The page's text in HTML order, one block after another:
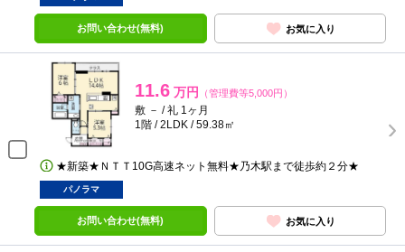
お問い合わせ(無料) お気に入り
11.6 万円 （管理費等5,000円）
敷 － / 礼 1ヶ月
1階 / 2LDK / 59.38㎡
★新築★ＮＴＴ10G高速ネット無料★乃木駅まで徒歩約２分★
パノラマ
お問い合わせ(無料) お気に入り